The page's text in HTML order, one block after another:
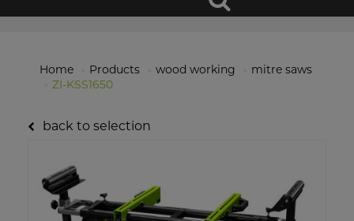
Home Products wood working
mitre saws
ZI-KSS1650
back to selection